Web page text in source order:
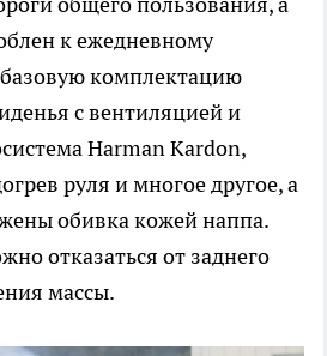
к ежедневному
комплектацию
с вентиляцией и
Harman Kardon,
руля и многое другое, а
обивка кожей наппа.
отказаться от заднего
массы.